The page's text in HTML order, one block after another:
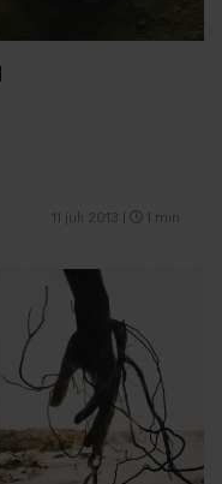
11 juli 2013 1 min